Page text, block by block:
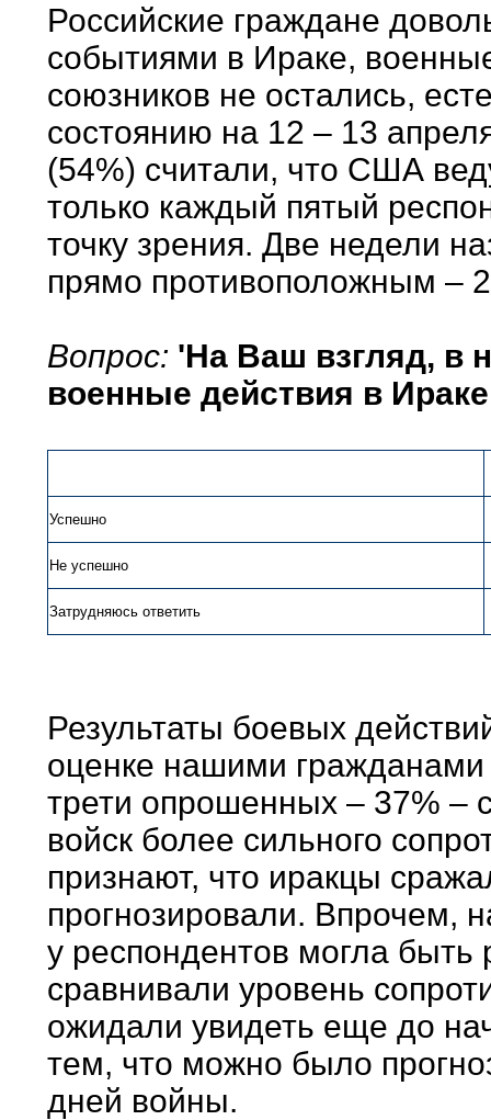
Российские граждане
событиями в Ираке,
союзников не остались,
состоянию на 12 – 13
(54%) считали, что США
только каждый пятый
точку зрения. Две недели
прямо противоположным –
Вопрос: 'На Ваш взгляд, в
военные действия в
Успешно
Не успешно
Затрудняюсь ответить
Результаты боевых
оценке нашими гражданами
трети опрошенных – 37% –
войск более сильного
признают, что иракцы
прогнозировали. Впрочем,
у респондентов могла быть
сравнивали уровень
ожидали увидеть еще до
тем, что можно было
дней войны.